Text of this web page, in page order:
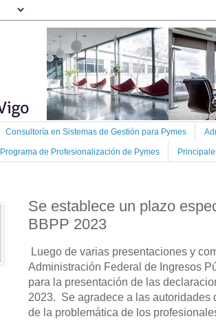
Consultoría en Sistemas de Gestión para Pymes
Programa de Profesionalización de Pymes
Se establece un plazo
BBPP 2023
Luego de varias presentaciones y
Administración Federal de Ingresos
para la presentación de las
2023. Se agradece a las autoridades
de la problemática de los